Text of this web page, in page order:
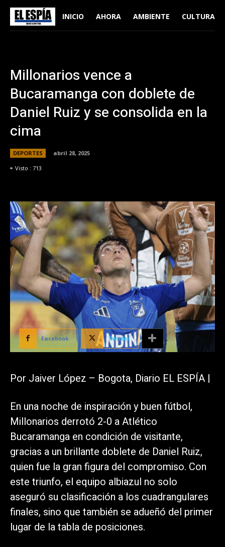
INICIO AHORA AMBIENTE CULTURA
Millonarios vence a
Bucaramanga con doblete de
Daniel Ruiz y se consolida en la
cima
DEPORTES
abril 28, 2025
Visto : 713
Facebook Twitter
Por Jaiver López – Bogota, Diario EL ESPÍA |
En una noche de inspiración y buen fútbol,
Millonarios derrotó 2-0 a Atlético
Bucaramanga en condición de visitante,
gracias a un brillante doblete de Daniel Ruiz,
quien fue la gran figura del compromiso. Con
este triunfo, el equipo albiazul no solo
aseguró su clasificación a los cuadrangulares
finales, sino que también se adueñó del primer
lugar de la tabla de posiciones.